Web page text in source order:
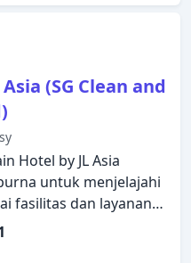
tingkat kenyamanan
(gratis), kamar
mandi bersama. Hotel
rekreasi.
tawarkan dengan
tempat
(SG Clean and
Hotel by JL Asia
untuk menjelajahi
fasilitas dan layanan,
yang Anda
nyaman. Semua